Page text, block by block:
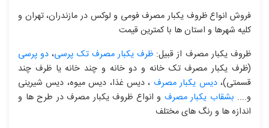
فروش انواع ظروف یکبار مصرف فومی و لوکس در مازندران، تهران و
کلیه شهرها و استان ها با کمترین قیمت
ظروف یکبار مصرف از قبیل: ظرف یکبار مصرف تک پرسی، دو پرسی
(ظرف یکبار مصرف تک خانه و دو خانه و چند خانه یا ظرف چند
قسمتی)،دیس یکبار مصرف ، دیس غذا، دیس میوه، دیس شیرینی
و.... بشقاب یکبار مصرف و انواع ظروف یکبار مصرف در طرح ها و
اندازه ها و رنگ های مختلف